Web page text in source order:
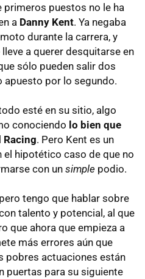
primeros puestos no le ha
a Danny Kent. Ya negaba
durante la carrera, y
a querer desquitarse en
sólo pueden salir dos
apuesto por lo segundo.
esté en su sitio, algo
conociendo lo bien que
Racing. Pero Kent es un
hipotético caso de que no
con un simple podio.
tengo que hablar sobre
talento y potencial, al que
que ahora que empieza a
más errores aún que
pobres actuaciones están
puertas para su siguiente